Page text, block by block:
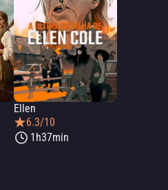
Ellen
6.3/10
1h37min